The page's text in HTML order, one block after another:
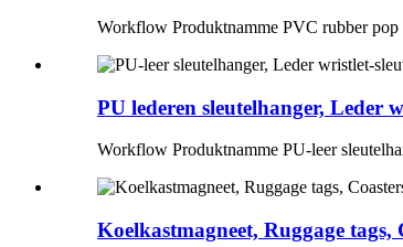
Workflow Produktnamme PVC rubber
PU lederen sleutelhanger, Leder
Workflow Produktnamme PU-leer
Koelkastmagneet, Ruggage tags,